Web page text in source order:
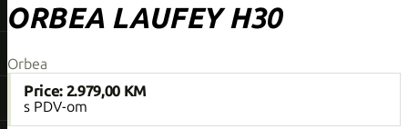
ORBEA LAUFEY H30
Orbea
Price: 2.979,00 KM
s PDV-om